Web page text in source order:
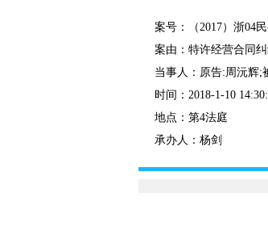
案号：（2017）浙04
案由：特许经营合同
当事人：原告:周沅辉;
时间：2018-1-10
地点：第4法庭
承办人：杨剑